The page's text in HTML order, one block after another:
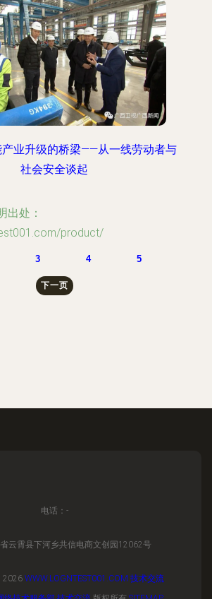
业升级的桥梁——从一线劳动者与
社会安全谈起
出处：
product/
3 4 5
下一页
电话：-
云霄县下河乡共信电商文创园12062号
2026 WWW.LOGNTEST001.COM 技术交流